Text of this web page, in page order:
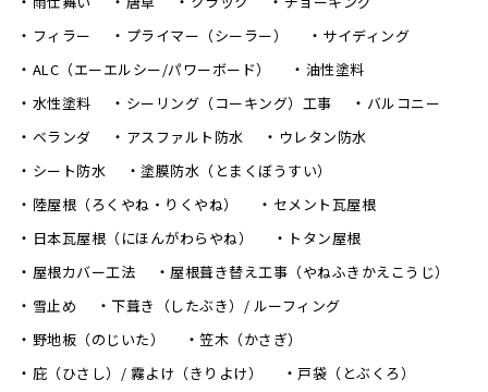
フィラー
プライマー（シーラー）
サイディング
ALC（エーエルシー/パワーボード）
油性塗料
水性塗料
シーリング（コーキング）工事
バルコニー
ベランダ
アスファルト防水
ウレタン防水
シート防水
塗膜防水（とまくぼうすい）
陸屋根（ろくやね・りくやね）
セメント瓦屋根
日本瓦屋根（にほんがわらやね）
トタン屋根
屋根カバー工法
屋根葺き替え工事（やねふきかえこうじ）
雪止め
下葺き（したぶき）/ ルーフィング
野地板（のじいた）
笠木（かさぎ）
庇（ひさし）/ 霧よけ（きりよけ）
戸袋（とぶくろ）